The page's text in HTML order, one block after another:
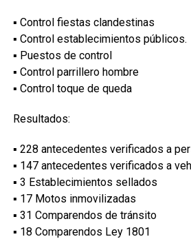
▪︎ Control fiestas clandestinas
▪︎ Control establecimientos públicos.
▪︎ Puestos de control
▪︎ Control parrillero hombre
▪︎ Control toque de queda
Resultados:
▪︎ 228 antecedentes verificados a
▪︎ 147 antecedentes verificados a
▪︎ 3 Establecimientos sellados
▪︎ 17 Motos inmovilizadas
▪︎ 31 Comparendos de tránsito
▪︎ 18 Comparendos Ley 1801